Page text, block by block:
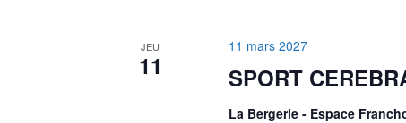
JEU
11 SPORT
11 mars 2027
La Bergerie - Espace